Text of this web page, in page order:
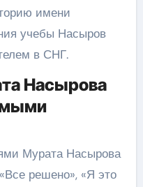
имени
учебы Насыров
в СНГ.
Насырова
Мурата Насырова
решено», «Я это